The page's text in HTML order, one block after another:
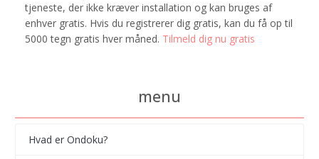
tjeneste, der ikke kræver installation og kan bruges af
enhver gratis. Hvis du registrerer dig gratis, kan du få op til
5000 tegn gratis hver måned. Tilmeld dig nu gratis
menu
Hvad er Ondoku?